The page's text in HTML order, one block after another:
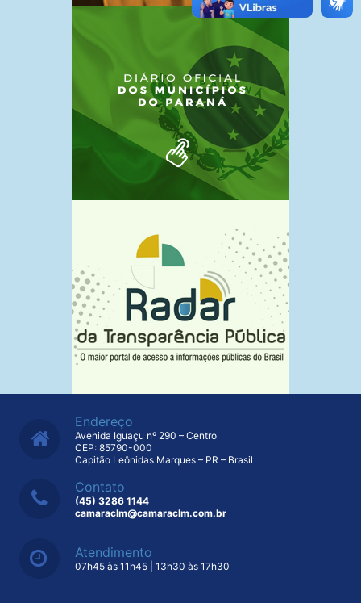
Endereço
Avenida Iguaçu nº 290 – Centro
CEP: 85790-000
Capitão Leônidas Marques – PR – Brasil
Contato
(45) 3286 1144
camaraclm@camaraclm.com.br
Atendimento
07h45 às 11h45 | 13h30 às 17h30